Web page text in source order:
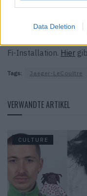
Data Deletion
Fi-Installation. Hier
Tags: Jaeger-LeCoultre
VERWANDTE ARTIKEL
CULTURE